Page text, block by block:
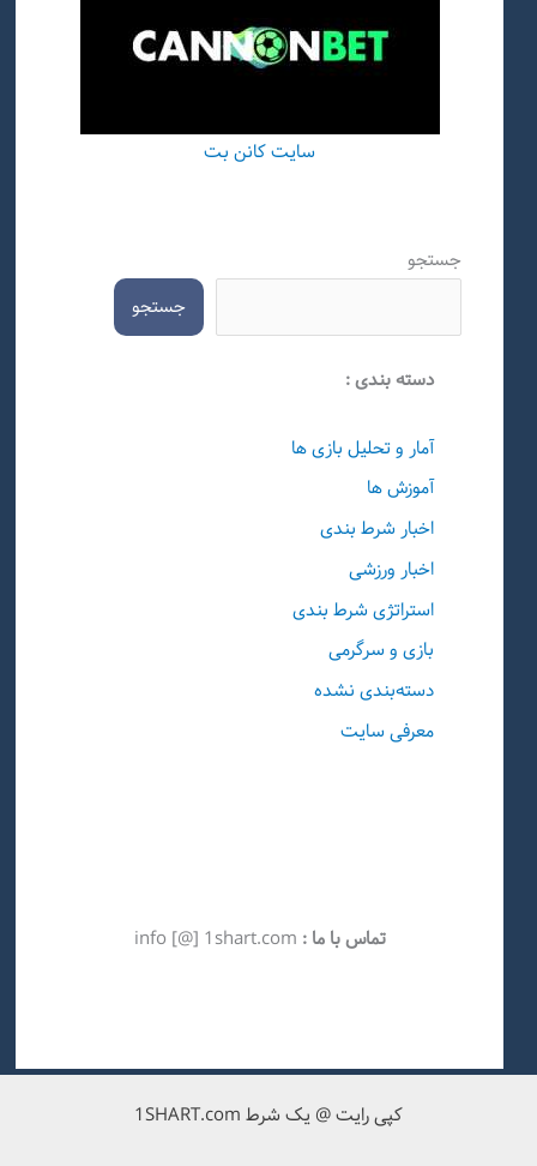
سایت کانن بت
جستجو
جستجو
دسته بندی :
آمار و تحلیل بازی ها
آموزش ها
اخبار شرط بندی
اخبار ورزشی
استراتژی شرط بندی
بازی و سرگرمی
دسته‌بندی نشده
معرفی سایت
تماس با ما : info [@] 1shart.com
کپی رایت @ یک شرط 1SHART.com